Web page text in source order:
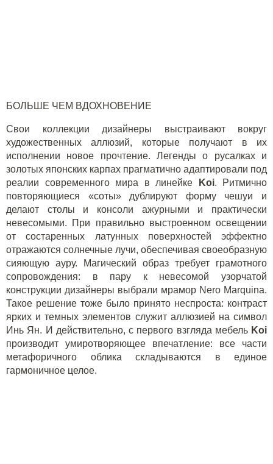
БОЛЬШЕ ЧЕМ ВДОХНОВЕНИЕ
Свои коллекции дизайнеры выстраивают вокруг
художественных аллюзий, которые получают в их
исполнении новое прочтение. Легенды о русалках и
золотых японских карпах прагматично адаптировали под
реалии современного мира в линейке
Koi. Ритмично
повторяющиеся «соты» дублируют форму чешуи и
делают столы и консоли ажурными и практически
невесомыми. При правильно выстроенном освещении
от состаренных латунных поверхностей эффектно
отражаются солнечные лучи, обеспечивая своеобразную
сияющую ауру. Магический образ требует грамотного
сопровождения: в пару к невесомой узорчатой
конструкции дизайнеры выбрали мрамор Nero Marquina.
Такое решение тоже было принято неспроста: контраст
ярких и темных элементов служит аллюзией на символ
Инь Ян. И действительно, с первого взгляда мебель Koi
производит умиротворяющее впечатление: все части
метафоричного облика складываются в единое
гармоничное целое.